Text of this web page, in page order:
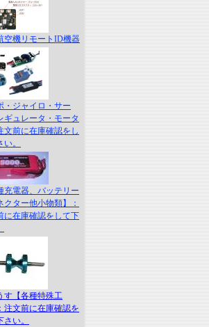
空機リモートID機器
・ジャイロ・サー
ギュレータ・モータ
文前に在庫確認をし
。
充電器、バッテリー
クター他小物類】：
に在庫確認をして下
す【各種特殊工
注文前に在庫確認を
さい。